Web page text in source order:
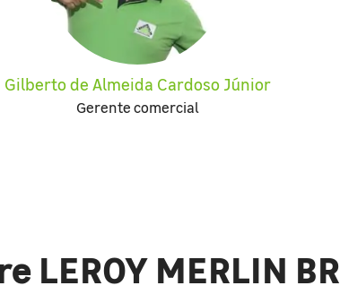
Gilberto de Almeida Cardoso Júnior
Gerente comercial
LEROY MERLIN BR